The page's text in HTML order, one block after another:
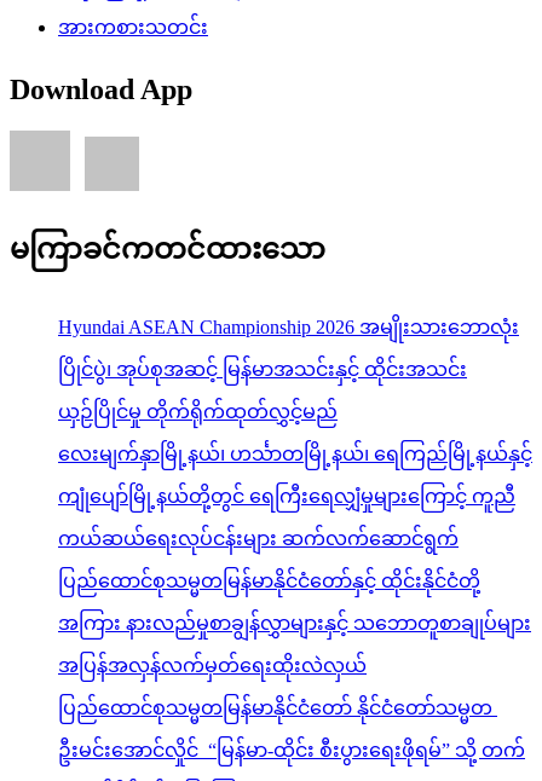
အားကစားသတင်း
Download App
မကြာခင်ကတင်ထားသော
Hyundai ASEAN Championship 2026 အမျိုးသားဘောလုံး
ပြိုင်ပွဲ၊ အုပ်စုအဆင့် မြန်မာအသင်းနှင့် ထိုင်းအသင်း
ယှဉ်ပြိုင်မှု တိုက်ရိုက်ထုတ်လွှင့်မည်
လေးမျက်နှာမြို့နယ်၊ ဟင်္သာတမြို့နယ်၊ ရေကြည်မြို့နယ်နှင့်
ကျုံပျော်မြို့နယ်တို့တွင် ရေကြီးရေလျှံမှုများကြောင့် ကူညီ
ကယ်ဆယ်ရေးလုပ်ငန်းများ ဆက်လက်ဆောင်ရွက်
ပြည်ထောင်စုသမ္မတမြန်မာနိုင်ငံတော်နှင့် ထိုင်းနိုင်ငံတို့
အကြား နားလည်မှုစာချွန်လွှာများနှင့် သဘောတူစာချုပ်များ
အပြန်အလှန်လက်မှတ်ရေးထိုးလဲလှယ်
ပြည်ထောင်စုသမ္မတမြန်မာနိုင်ငံတော် နိုင်ငံတော်သမ္မတ
ဦးမင်းအောင်လှိုင် “မြန်မာ-ထိုင်း စီးပွားရေးဖိုရမ်” သို့ တက်